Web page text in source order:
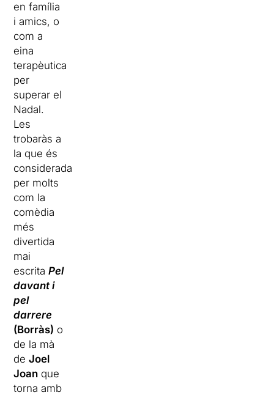
en família
i amics, o
com a
eina
terapèutica
per
superar el
Nadal.
Les
trobaràs a
la que és
considerada
per molts
com la
comèdia
més
divertida
mai
escritaPel
davant i
pel
darrere
(Borràs) o
de la mà
deJoel
Joan que
torna amb